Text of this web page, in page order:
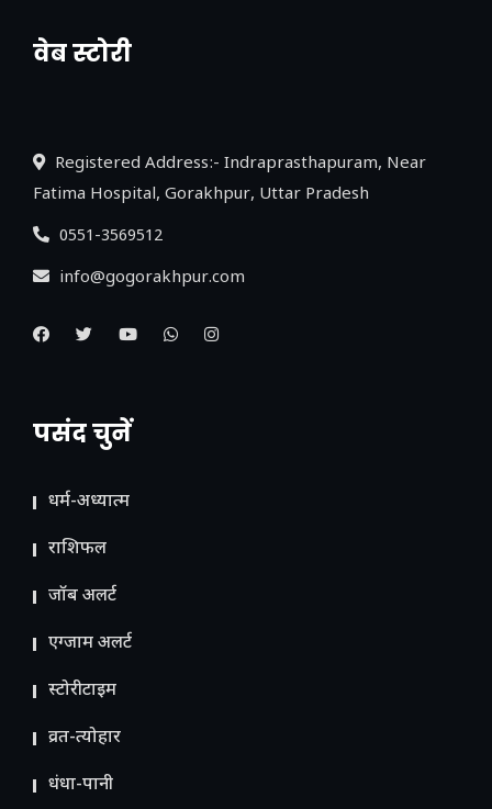
वेब स्टोरी
नया एक्सप्रेसवे: पूर्वांचल का लक, डेवलपमेंट का
Registered Address:- Indraprasthapuram, Near
Fatima Hospital, Gorakhpur, Uttar Pradesh
0551-3569512
info@gogorakhpur.com
पसंद चुनें
धर्म-अध्यात्म
राशिफल
जॉब अलर्ट
एग्जाम अलर्ट
स्टोरीटाइम
व्रत-त्योहार
धंधा-पानी